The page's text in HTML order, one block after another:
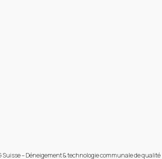
Suisse – Déneigement & technologie communale de qualité